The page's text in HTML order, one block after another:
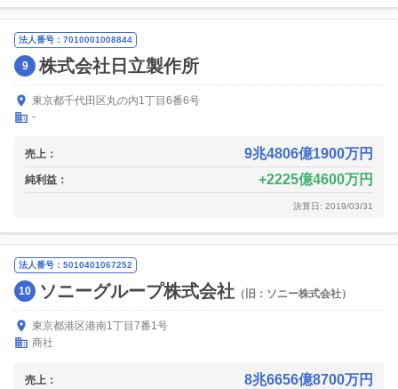
法人番号：7010001008844
9 株式会社日立製作所
東京都千代田区丸の内1丁目6番6号
-
売上： 9兆4806億1900万円
純利益： 2225億4600万円
決算日: 2019/03/31
法人番号：5010401067252
10 ソニーグループ株式会社 （旧：ソニー株式会社）
東京都港区港南1丁目7番1号
商社
売上： 8兆6656億8700万円